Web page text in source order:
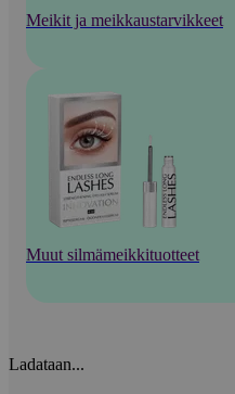
Meikit ja meikkaustarvikkeet
Muut silmämeikkituotteet
Ladataan...